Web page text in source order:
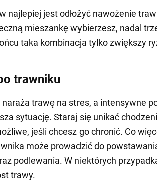
najlepiej jest odłożyć nawożenie
mieszankę wybierzesz, nadal
taka kombinacja tylko zwiększy
trawniku
naraża trawę na stres, a intensywne
sytuację. Staraj się unikać
jeśli chcesz go chronić. Co
może prowadzić do
podlewania. W niektórych
trawy.